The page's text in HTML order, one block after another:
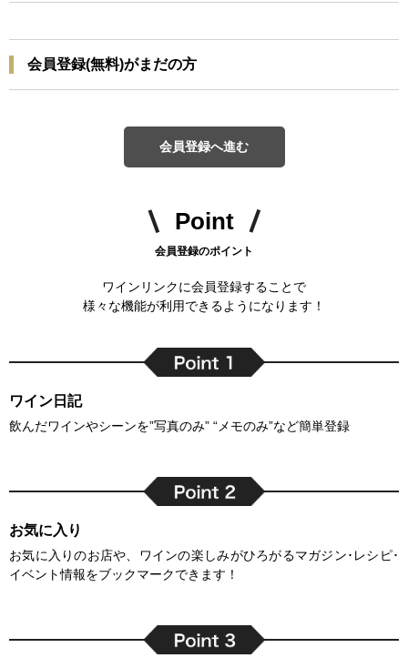
会員登録(無料)がまだの方
会員登録へ進む
Point
会員登録のポイント
ワインリンクに会員登録することで
様々な機能が利用できるようになります！
ワイン日記
飲んだワインやシーンを”写真のみ” “メモのみ”など簡単登録
お気に入り
お気に入りのお店や、ワインの楽しみがひろがるマガジン･レシピ･
イベント情報をブックマークできます！